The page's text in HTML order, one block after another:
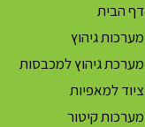
דף הבית
מערכות גיהוץ
מערכת גיהוץ למכבסות
ציוד למאפיות
מערכות קיטור